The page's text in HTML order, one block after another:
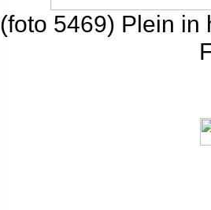
(foto 5469) Plein in